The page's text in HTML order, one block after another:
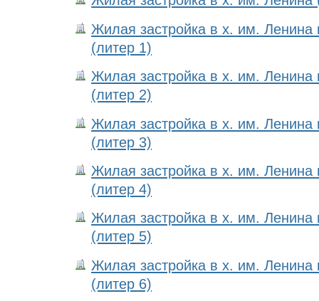
Жилая застройка в х. им. Ленина
(литер 1)
Жилая застройка в х. им. Ленина
(литер 2)
Жилая застройка в х. им. Ленина
(литер 3)
Жилая застройка в х. им. Ленина
(литер 4)
Жилая застройка в х. им. Ленина
(литер 5)
Жилая застройка в х. им. Ленина
(литер 6)